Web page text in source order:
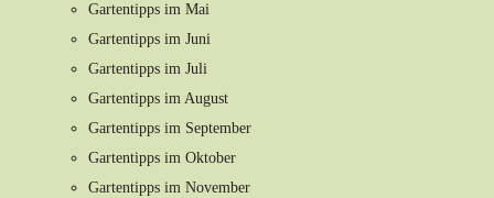
Gartentipps im Mai
Gartentipps im Juni
Gartentipps im Juli
Gartentipps im August
Gartentipps im September
Gartentipps im Oktober
Gartentipps im November